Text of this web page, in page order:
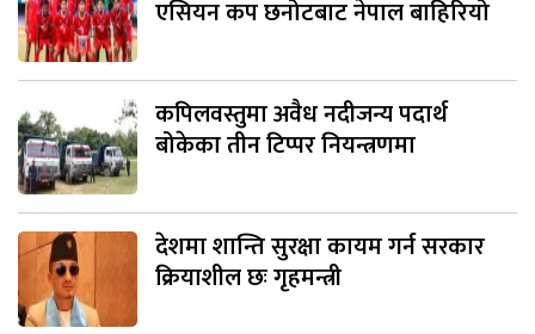
एसियन कप छनोटबाट नेपाल बाहिरियो
कपिलवस्तुमा अवैध नदीजन्य पदार्थ
बोकेका तीन टिप्पर नियन्त्रणमा
देशमा शान्ति सुरक्षा कायम गर्न सरकार
क्रियाशील छः गृहमन्त्री